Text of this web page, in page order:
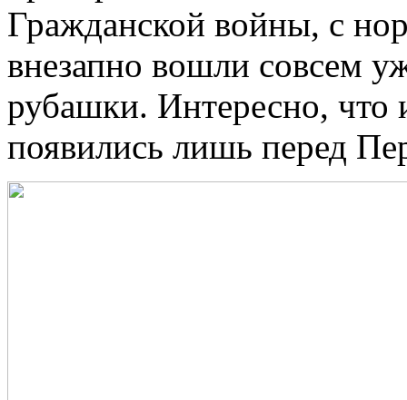
Гражданской войны, с
внезапно вошли совсем
рубашки. Интересно, что
появились лишь перед